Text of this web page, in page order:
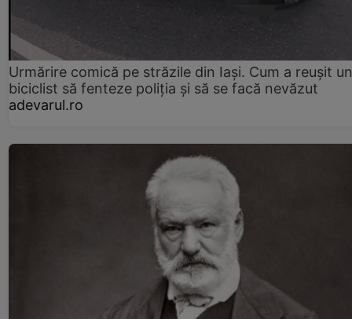
Urmărire comică pe străzile din Iași. Cum a reușit un
biciclist să fenteze poliția și să se facă nevăzut
adevarul.ro